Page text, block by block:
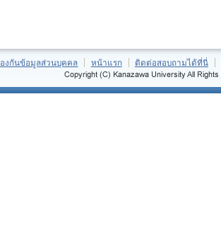
งกันข้อมูลส่วนบุคคล หน้าแรก ติดต่อสอบถามได้ที่นี่